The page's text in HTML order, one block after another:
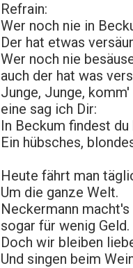
Refrain:
Wer noch nie in
Der hat etwas
Wer noch nie
auch der hat was
Junge, Junge,
eine sag ich Dir:
In Beckum findest
Ein hübsches,
Heute fährt man
Um die ganze Welt.
Neckermann
sogar für wenig Geld.
Doch wir bleiben
Und singen beim